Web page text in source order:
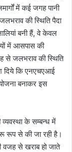
में कई जगह पानी
की स्थिति पैदा
बनी हैं, वे केवल
में आसपास की
से जलभराव की स्थिति
दिये कि एनएचएआई
बनाकर इस
व्यवस्था के सम्बन्ध में
रूप से की जा रही है।
वजह से खराब हो जाते